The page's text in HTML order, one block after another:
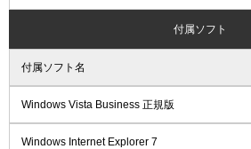
付属ソフト
付属ソフト名
Windows Vista Business 正規版
Windows Internet Explorer 7